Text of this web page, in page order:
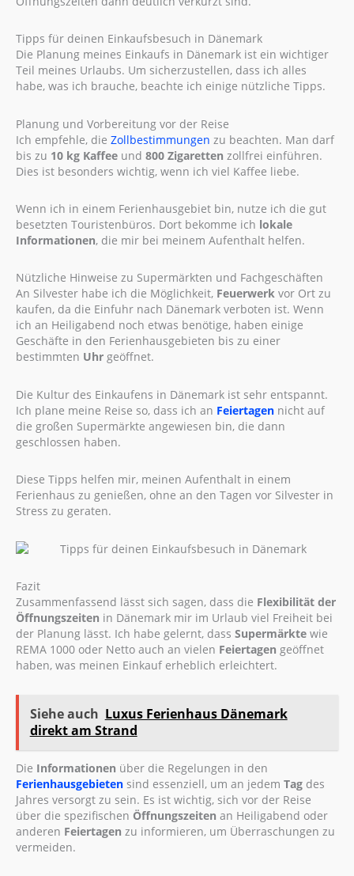
Tipps für deinen Einkaufsbesuch in Dänemark
Die Planung meines Einkaufs in Dänemark ist ein wichtiger
Teil meines Urlaubs. Um sicherzustellen, dass ich alles
habe, was ich brauche, beachte ich einige nützliche Tipps.
Planung und Vorbereitung vor der Reise
Ich empfehle, die Zollbestimmungen zu beachten. Man darf
bis zu 10 kg Kaffee und 800 Zigaretten zollfrei einführen.
Dies ist besonders wichtig, wenn ich viel Kaffee liebe.
Wenn ich in einem Ferienhausgebiet bin, nutze ich die gut
besetzten Touristenbüros. Dort bekomme ich lokale
Informationen, die mir bei meinem Aufenthalt helfen.
Nützliche Hinweise zu Supermärkten und Fachgeschäften
An Silvester habe ich die Möglichkeit, Feuerwerk vor Ort zu
kaufen, da die Einfuhr nach Dänemark verboten ist. Wenn
ich an Heiligabend noch etwas benötige, haben einige
Geschäfte in den Ferienhausgebieten bis zu einer
bestimmten Uhr geöffnet.
Die Kultur des Einkaufens in Dänemark ist sehr entspannt.
Ich plane meine Reise so, dass ich an Feiertagen nicht auf
die großen Supermärkte angewiesen bin, die dann
geschlossen haben.
Diese Tipps helfen mir, meinen Aufenthalt in einem
Ferienhaus zu genießen, ohne an den Tagen vor Silvester in
Stress zu geraten.
Fazit
Zusammenfassend lässt sich sagen, dass die Flexibilität der
Öffnungszeiten in Dänemark mir im Urlaub viel Freiheit bei
der Planung lässt. Ich habe gelernt, dass Supermärkte wie
REMA 1000 oder Netto auch an vielen Feiertagen geöffnet
haben, was meinen Einkauf erheblich erleichtert.
Siehe auch Luxus Ferienhaus Dänemark
direkt am Strand
Die Informationen über die Regelungen in den
Ferienhausgebieten sind essenziell, um an jedem Tag des
Jahres versorgt zu sein. Es ist wichtig, sich vor der Reise
über die spezifischen Öffnungszeiten an Heiligabend oder
anderen Feiertagen zu informieren, um Überraschungen zu
vermeiden.